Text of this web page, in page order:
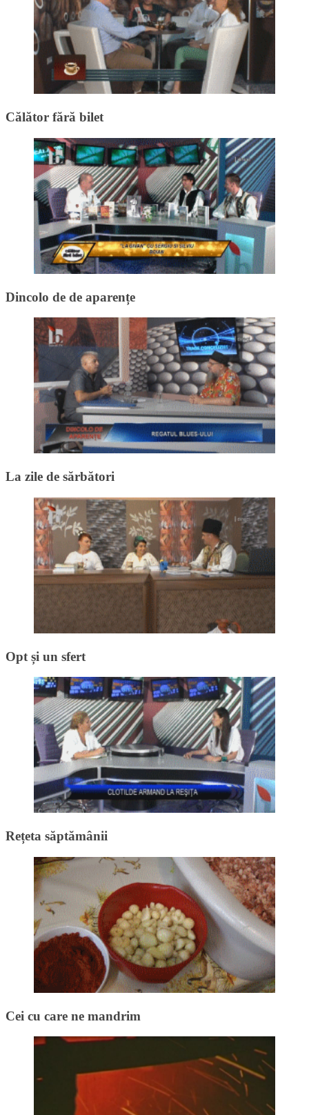
Călător fără bilet
Dincolo de de aparențe
La zile de sărbători
Opt și un sfert
Rețeta săptămânii
Cei cu care ne mandrim